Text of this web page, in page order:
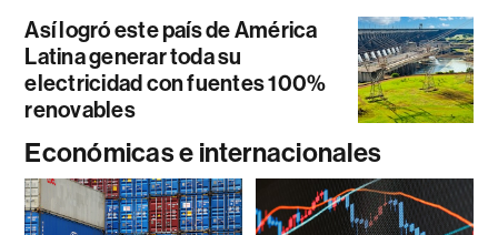
Así logró este país de América
Latina generar toda su
electricidad con fuentes 100%
renovables
Económicas e internacionales